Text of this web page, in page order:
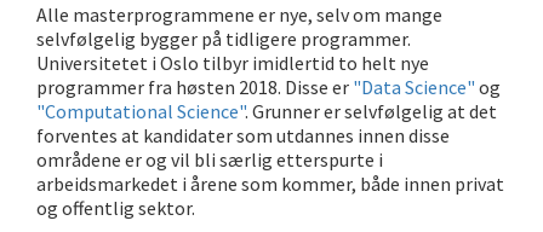
Alle masterprogrammene er nye, selv om mange
selvfølgelig bygger på tidligere programmer.
Universitetet i Oslo tilbyr imidlertid to helt nye
programmer fra høsten 2018. Disse er "Data Science" og
"Computational Science". Grunner er selvfølgelig at det
forventes at kandidater som utdannes innen disse
områdene er og vil bli særlig etterspurte i
arbeidsmarkedet i årene som kommer, både innen privat
og offentlig sektor.